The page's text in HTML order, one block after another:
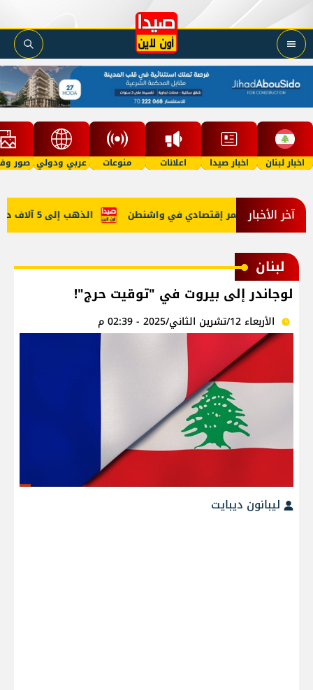
اخبار لبنان اخبار صيدا اعلانات منوعات عربي ودولي صور
آخر الأخبار الذهب إلى 5 آلاف دولار في 2027؟ في روما ومُؤتمر إقتصادي في واشنطن
لبنان
لوجاندر إلى بيروت في "توقيت حرج"!
الأربعاء 12/تشرين الثاني/2025 - 02:39 م
ليبانون ديبايت